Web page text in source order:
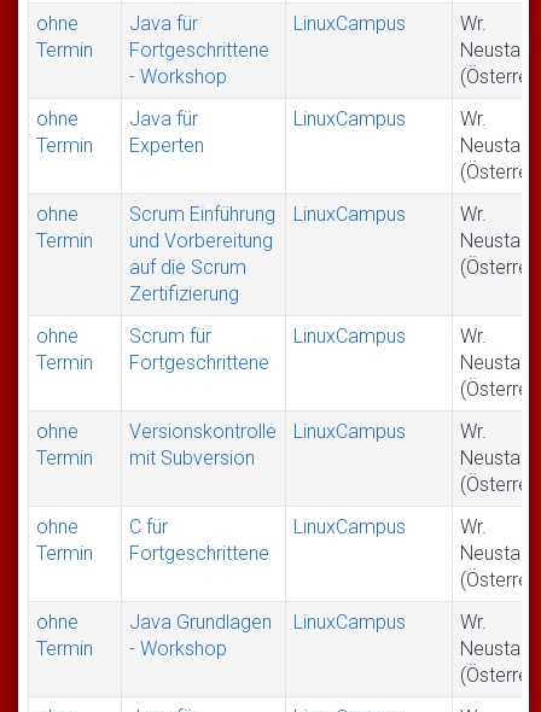
ohne
Termin
Java für
Fortgeschrittene
- Workshop
LinuxCampus
Wr.
Neustadt
ohne
Termin
Java für
Experten
LinuxCampus
Wr.
Neustadt
ohne
Termin
Scrum Einführung
und Vorbereitung
auf die Scrum
Zertifizierung
LinuxCampus
Wr.
Neustadt
ohne
Termin
Scrum für
Fortgeschrittene
LinuxCampus
Wr.
Neustadt
ohne
Termin
Versionskontrolle
mit Subversion
LinuxCampus
Wr.
Neustadt
ohne
Termin
C für
Fortgeschrittene
LinuxCampus
Wr.
Neustadt
ohne
Termin
Java Grundlagen
- Workshop
LinuxCampus
Wr.
Neustadt